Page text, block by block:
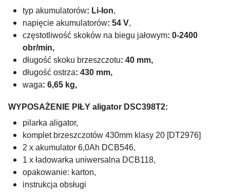
typ akumulatorów: Li-Ion,
napięcie akumulatorów: 54 V,
częstotliwość skoków na biegu jałowym: 0-2400
obr/min,
długość skoku brzeszczotu: 40 mm,
długość ostrza: 430 mm,
waga: 6,65 kg,
WYPOSAŻENIE PIŁY aligator DSC398T2:
pilarka aligator,
komplet brzeszczotów 430mm klasy 20 [DT2976]
2 x akumulator 6,0Ah DCB546,
1 x ładowarka uniwersalna DCB118,
opakowanie: karton,
instrukcja obsługi